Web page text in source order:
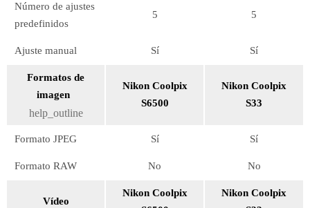
Número de ajustes
predefinidos
5 5
Ajuste manual Sí Sí
Formatos de
imagen
help_outline
Nikon Coolpix
S6500
Nikon Coolpix
S33
Formato JPEG Sí Sí
Formato RAW No No
Vídeo
Nikon Coolpix
Nikon Coolpix